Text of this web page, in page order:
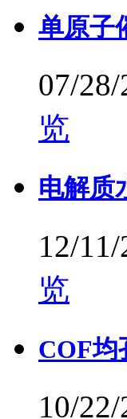
单原子
07/28/
览
电解质
12/11/
览
COF均
10/22/